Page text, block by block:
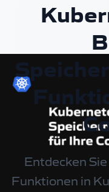
Entdecken
Funktionen in